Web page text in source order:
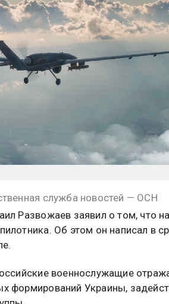
служба новостей — ОСН
Развожаев заявил о том, что
Об этом он написал в
военнослужащие
формирований Украины,